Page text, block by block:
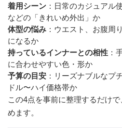
着用シーン ：日常のカジュアル
などの「きれいめ外出」か
体型の悩み ：ウエスト、お腹周
になるか
持っているインナーとの相性 ：
に合わせやすい色・形か
予算の目安 ：リーズナブルなプ
ドル〜ハイ価格帯か
この4点を事前に整理するだけ
めます。